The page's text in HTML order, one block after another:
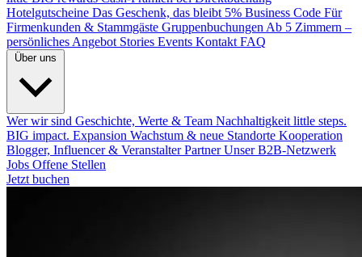
Hotelgutscheine Das Geschenk, das bleibt 5% Business Code Für
Firmenkunden & Stammgäste Gruppenbuchungen Ab 5 Zimmern –
persönliches Angebot Stories Events Kontakt FAQ
Wer wir sind Geschichte, Werte & Team Nachhaltigkeit little steps.
BIG impact. Expansion Wachstum & neue Standorte Kooperation
Blogger, Influencer & Veranstalter Partner Unser B2B-Netzwerk
Jobs Offene Stellen
Jetzt buchen